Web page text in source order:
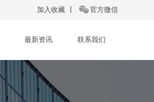
加入收藏 官方微信
最新资讯 联系我们